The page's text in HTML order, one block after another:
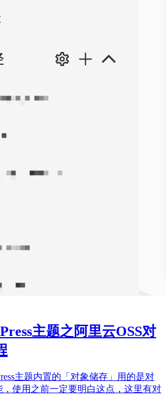
主题之阿里云OSS对
主题内置的「对象储存」用的是对
使用之前一定要明白这点，这里有对